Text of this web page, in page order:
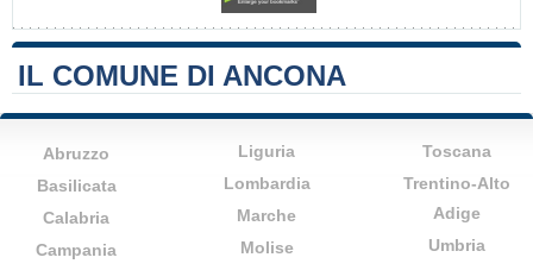
IL COMUNE DI ANCONA
Abruzzo
Basilicata
Calabria
Campania
Liguria
Lombardia
Marche
Molise
Toscana
Trentino-Alto
Adige
Umbria